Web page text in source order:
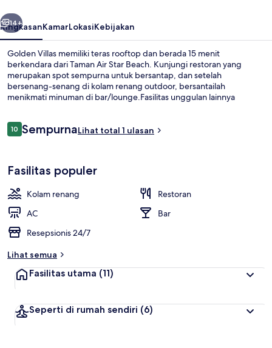
Berikutnya
14+
RingkasanKamarLokasiKebijakan
Golden Villas memiliki teras rooftop dan berada 15 menit
berkendara dari Taman Air Star Beach. Kunjungi restoran yang
merupakan spot sempurna untuk bersantap, dan setelah
bersenang-senang di kolam renang outdoor, bersantailah
menikmati minuman di bar/lounge.Fasilitas unggulan lainnya
Ulasan
1010 dari 10
SempurnaLihat total 1 ulasan
Fasilitas populer
Kolam renang
Restoran
AC
Bar
Resepsionis 24/7
Lihat semua
Fasilitas utama (11)
Seperti di rumah sendiri (6)